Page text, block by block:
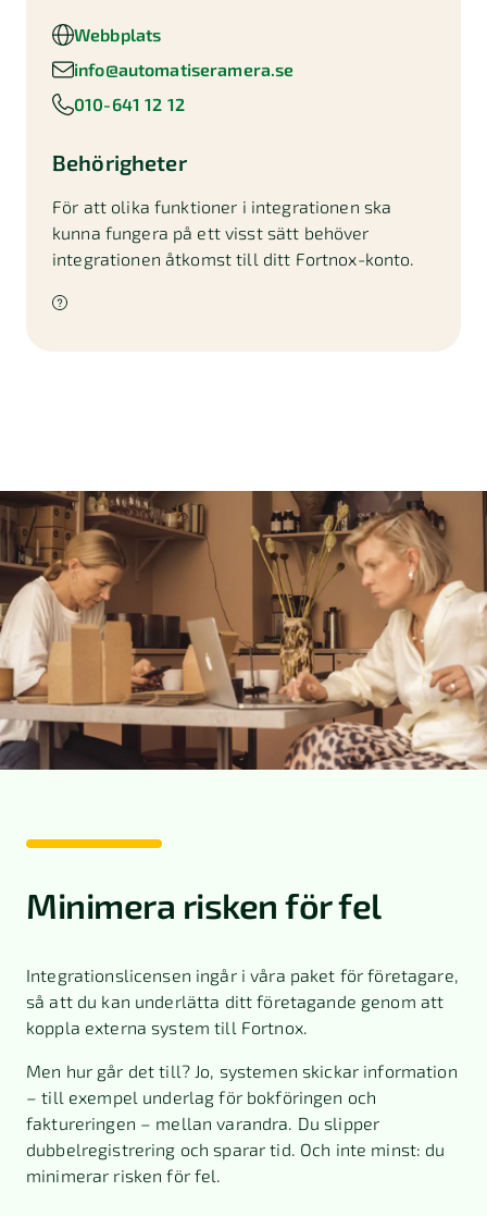
Webbplats
info@automatiseramera.se
010-641 12 12
Behörigheter
För att olika funktioner i integrationen ska
kunna fungera på ett visst sätt behöver
integrationen åtkomst till ditt Fortnox-konto.
Minimera risken för fel
Integrationslicensen ingår i våra paket för företagare,
så att du kan underlätta ditt företagande genom att
koppla externa system till Fortnox.
Men hur går det till? Jo, systemen skickar information
– till exempel underlag för bokföringen och
faktureringen – mellan varandra. Du slipper
dubbelregistrering och sparar tid. Och inte minst: du
minimerar risken för fel.